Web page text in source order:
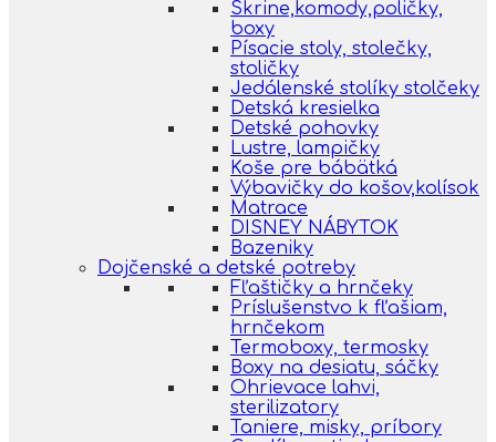
Skrine,komody,poličky,
boxy
Písacie stoly, stolečky,
stoličky
Jedálenské stolíky stolčeky
Detská kresielka
Detské pohovky
Lustre, lampičky
Koše pre bábätká
Výbavičky do košov,kolísok
Matrace
DISNEY NÁBYTOK
Bazeniky
Dojčenské a detské potreby
Fľaštičky a hrnčeky
Príslušenstvo k fľašiam,
hrnčekom
Termoboxy, termosky
Boxy na desiatu, sáčky
Ohrievace lahvi,
sterilizatory
Taniere, misky, príbory